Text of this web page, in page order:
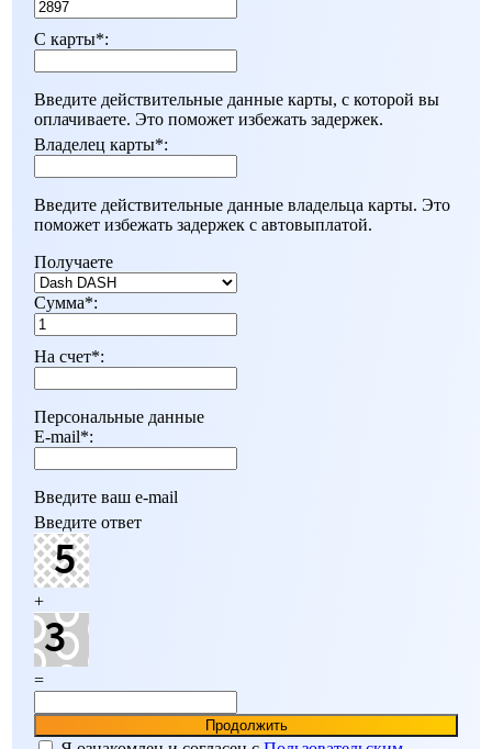
С карты*:
Введите действительные данные карты, с которой вы
оплачиваете. Это поможет избежать задержек.
Владелец карты*:
Введите действительные данные владельца карты. Это
поможет избежать задержек с автовыплатой.
Получаете
Сумма*:
На счет*:
Персональные данные
E-mail*:
Введите ваш e-mail
Введите ответ
+
=